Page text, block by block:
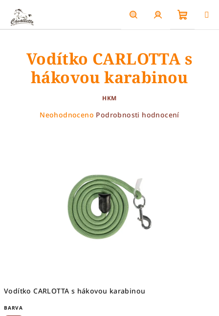
obsah
HledatPřihlášení
košík
Vodítko CARLOTTA s hákovou karabinou
BARVA
Vodítko CARLOTTA s
hákovou karabinou
HKM
Průměrné
hvězdiček.
Neohodnoceno Podrobnosti hodnocení